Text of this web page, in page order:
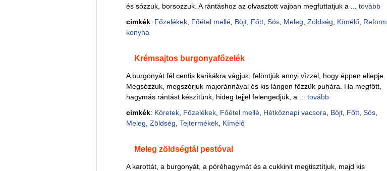
és sózzuk, borsozzuk. A rántáshoz az olvasztott vajban megfuttatjuk a ...tovább
cimkék: Főzelékek Főétel mellé Böjt Főtt ,Sós Meleg ,Zöldség Kímélő Reform
konyha
Krémsajtos burgonyafőzelék
A burgonyát fél centis karikákra vágjuk, felöntjük annyi vízzel, hogy éppen ellepje.
Megsózzuk, megszórjuk majoránnával és kis lángon főzzük puhára. Ha megfőtt,
hagymás rántást készítünk, hideg tejjel felengedjük, a ...tovább
cimkék: Köretek Főzelékek Főétel mellé Hétköznapi vacsora Böjt Főtt ,Sós
Meleg ,Zöldség ,Tejtermékek Kímélő
Meleg zöldségtál pestóval
A karottát, a burgonyát, a póréhagymát és a cukkinit megtisztítjuk, majd kis